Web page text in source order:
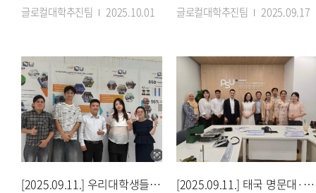
글로컬대학추진팀 2025.10.01 글로컬대학추진팀 2025.09.17
[2025.09.11.] 우리대학생들, 베트남 호이안서 한옥마을 보존 해법 탐색 [2025.09.11.] 태국 명문대·고교와 맞손…‘유학생 5천명 시대’ 앞당긴다